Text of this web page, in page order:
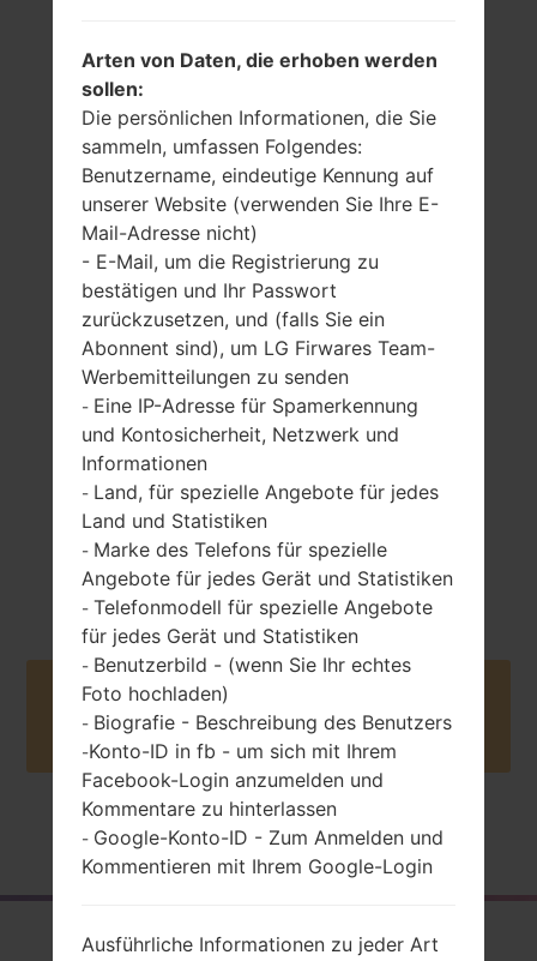
Bildschirm zu
Körper Verhältnis)
240 x 320 (~182
Dichte der Pixel pro
Zoll)
142 gramm (5.01
unzen)
entfernbar Li-Ion
1400 mAh
-
Unknown
Februar, 2006
Buy accessories on Amazon
Startseite →Serie →LG Others →LGV9000
Arten von Daten, die erhoben werden
sollen:
Die persönlichen Informationen, die Sie
sammeln, umfassen Folgendes:
Benutzername, eindeutige Kennung auf
unserer Website (verwenden Sie Ihre E-
Mail-Adresse nicht)
- E-Mail, um die Registrierung zu
bestätigen und Ihr Passwort
zurückzusetzen, und (falls Sie ein
Abonnent sind), um LG Firwares Team-
Werbemitteilungen zu senden
- Eine IP-Adresse für Spamerkennung
und Kontosicherheit, Netzwerk und
Informationen
- Land, für spezielle Angebote für jedes
Land und Statistiken
- Marke des Telefons für spezielle
Angebote für jedes Gerät und Statistiken
- Telefonmodell für spezielle Angebote
für jedes Gerät und Statistiken
- Benutzerbild - (wenn Sie Ihr echtes
Foto hochladen)
- Biografie - Beschreibung des Benutzers
-Konto-ID in fb - um sich mit Ihrem
Facebook-Login anzumelden und
Kommentare zu hinterlassen
- Google-Konto-ID - Zum Anmelden und
Kommentieren mit Ihrem Google-Login
Ausführliche Informationen zu jeder Art